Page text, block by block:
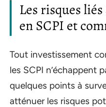
Les risques
en SCPI et
Tout investissement
les SCPI n’échappent
quelques points à
atténuer les risques